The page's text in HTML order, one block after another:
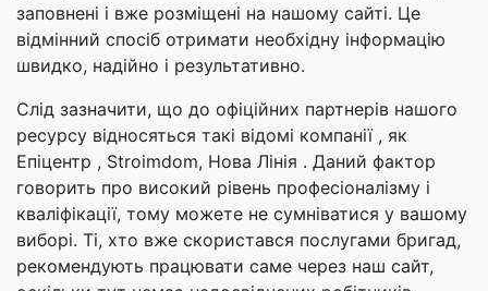
заповнені і вже розміщені на нашому сайті. Це
відмінний спосіб отримати необхідну інформацію
швидко, надійно і результативно.
Слід зазначити, що до офіційних партнерів нашого
ресурсу відносяться такі відомі компанії , як
Епіцентр , Stroimdom, Нова Лінія . Даний фактор
говорить про високий рівень професіоналізму і
кваліфікації, тому можете не сумніватися у вашому
виборі. Ті, хто вже скористався послугами бригад,
рекомендують працювати саме через наш сайт,